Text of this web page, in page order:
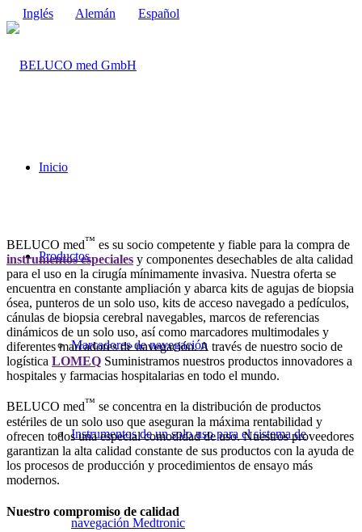
Inglés Alemán Español
Inicio
Productos
Marcadores de navegación
Instrumentos de un solo uso para el sistema de
navegación Medtronic
BELUCO med™ es su socio competente y fiable para la compra de
instrumentos especiales y componentes desechables de alta calidad
para el uso en la cirugía mínimamente invasiva. Nuestra oferta se
encuentra en constante ampliación y abarca kits de agujas de biopsia
ósea, punteros de un solo uso, kits de acceso navegado a pedículos,
cánulas de biopsia cerebral navegables, marcos de referencias
dinámicos de un solo uso, así como marcadores multimodales y
diferentes marcadores de navegación. A través de nuestro socio de
logística LOMEQ Suministramos nuestros productos innovadores a
hospitales y farmacias hospitalarias en todo el mundo.
BELUCO med™ se concentra en la distribución de productos
estériles de un solo uso que aseguran la máxima rentabilidad y
ofrecen todos una especial comodidad de uso. Nuestros proveedores
garantizan la alta calidad constante de sus productos con la ayuda de
los procesos de producción y procedimientos de ensayo más
modernos.
Nuestro compromiso de calidad